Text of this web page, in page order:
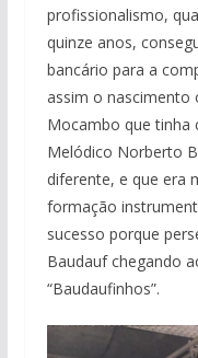
profissionalismo,
quinze anos,
bancário para a
assim o nascimento
Mocambo que
Melódico Norberto
diferente, e que era
formação
sucesso porque
Baudauf chegando
“Baudaufinhos”.